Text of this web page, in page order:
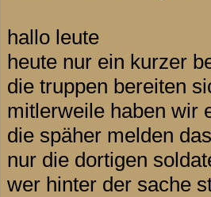
hallo leute
heute nur ein kurzer
die truppen bereiten
mitlerweile haben wir
die späher melden
nur die dortigen
wer hinter der sache